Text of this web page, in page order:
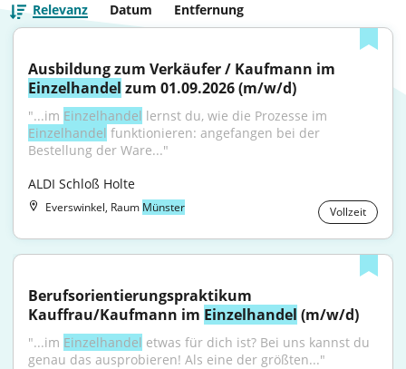
Relevanz Datum Entfernung
Einzelhandel zum 01.09.2026 (m/w/d)
"...im Einzelhandel
Einzelhandel funktionieren: angefangen bei der
Bestellung der Ware..."
ALDI Schloß Holte
Everswinkel, Raum Münster Vollzeit
Berufsorientierungspraktikum
Kauffrau/Kaufmann im Einzelhandel (m/w/d)
"...im Einzelhandel etwas für dich ist? Bei uns kannst du
genau das ausprobieren! Als eine der größten..."